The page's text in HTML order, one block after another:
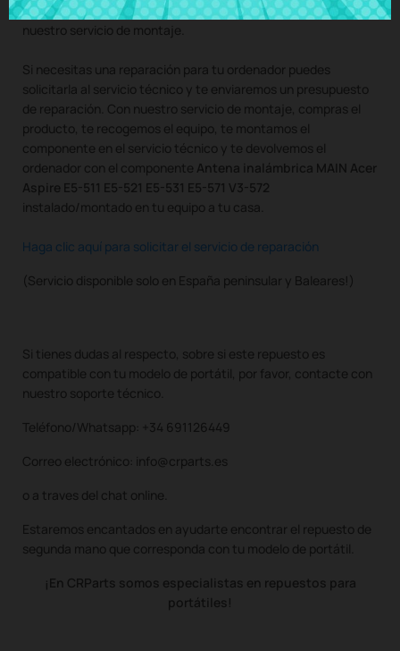
PRODUCTO USADO ORIGINAL - disponible también con
nuestro servicio de montaje.
Si necesitas una reparación para tu ordenador puedes
solicitarla al servicio técnico y te enviaremos un presupuesto
de reparación. Con nuestro servicio de montaje, compras el
producto, te recogemos el equipo, te montamos el
componente en el servicio técnico y te devolvemos el
ordenador con el componente Antena inalámbrica MAIN Acer
Aspire E5-511 E5-521 E5-531 E5-571 V3-572
instalado/montado en tu equipo a tu casa.
Haga clic aquí para solicitar el servicio de reparación
(Servicio disponible solo en España peninsular y Baleares!)
Si tienes dudas al respecto, sobre si este repuesto es
compatible con tu modelo de portátil, por favor, contacte con
nuestro soporte técnico.
Teléfono/Whatsapp: +34 691126449
Correo electrónico: info@crparts.es
o a traves del chat online.
Estaremos encantados en ayudarte encontrar el repuesto de
segunda mano que corresponda con tu modelo de portátil.
¡En CRParts somos especialistas en repuestos para
portátiles!